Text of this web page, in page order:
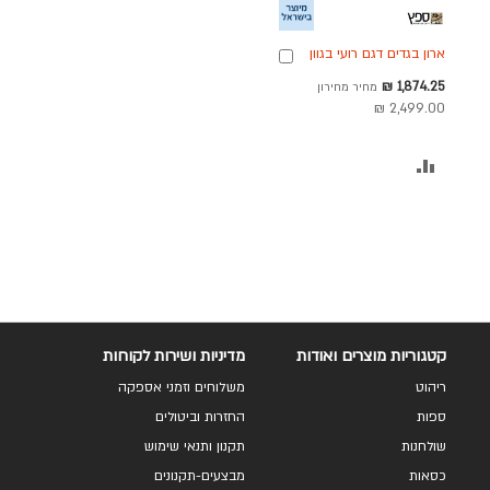
ארון בגדים דגם רועי בגוון
מחיר
מבצע
1,874.25 ₪ מחיר מחירון
2,499.00 ₪
הוספה
קטגוריות מוצרים ואודות
ריהוט
ספות
שולחנות
כסאות
מדיניות ושירות לקוחות
משלוחים וזמני אספקה
החזרות וביטולים
תקנון ותנאי שימוש
מבצעים-תקנונים